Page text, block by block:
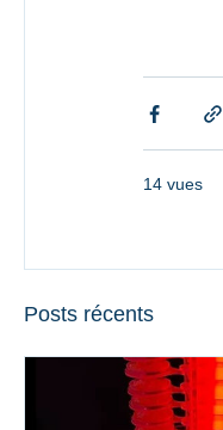
14 vues
Posts récents